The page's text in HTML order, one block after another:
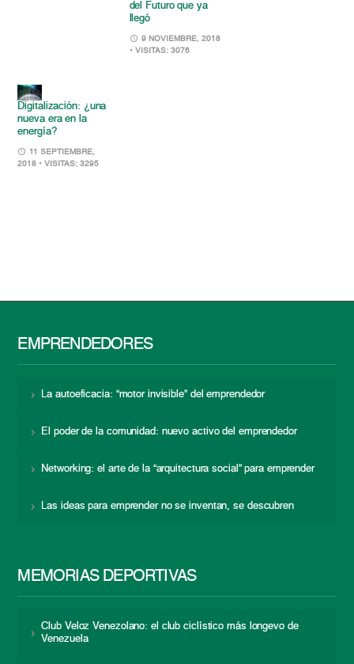
del Futuro que ya
llegó
9 NOVIEMBRE, 2018
• VISITAS: 3076
Digitalización: ¿una
nueva era en la
energía?
11 SEPTIEMBRE,
2018 • VISITAS: 3295
EMPRENDEDORES
La autoeficacia: “motor invisible” del emprendedor
El poder de la comunidad: nuevo activo del emprendedor
Networking: el arte de la “arquitectura social” para emprender
Las ideas para emprender no se inventan, se descubren
MEMORIAS DEPORTIVAS
Club Veloz Venezolano: el club ciclístico más longevo de
Venezuela